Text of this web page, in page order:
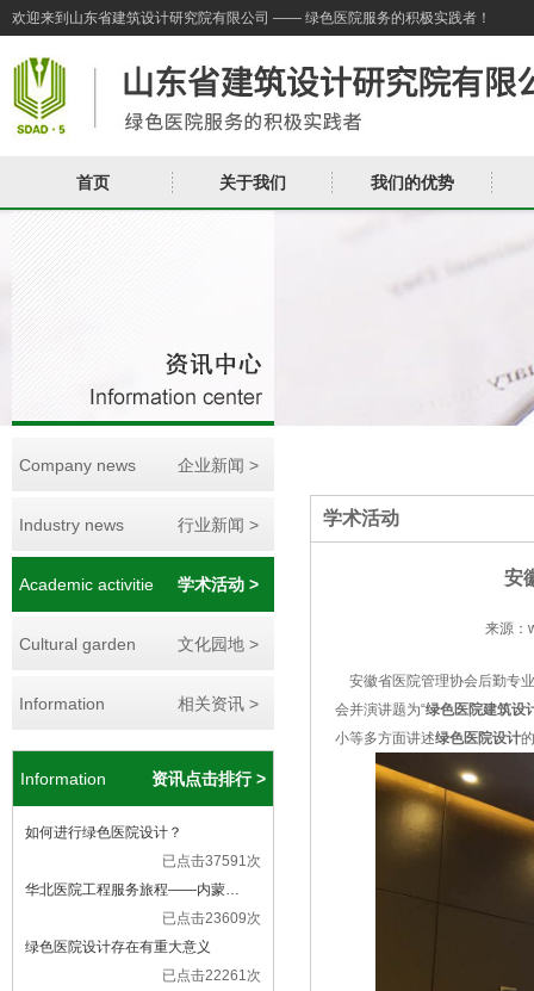
欢迎来到山东省建筑设计研究院有限公司 —— 绿色医院服务的积极实践者！
首页 关于我们 我们的优势
企业新闻 >
Company news
行业新闻 >
Industry news
学术活动 >
Academic activitie
文化园地 >
Cultural garden
相关资讯 >
Information
Information 资讯点击排行 >
如何进行绿色医院设计？
已点击37591次
华北医院工程服务旅程——内蒙…
已点击23609次
绿色医院设计存在有重大意义
已点击22261次
学术活动
安
来源：
安徽省医院管理协会后勤专
会并演讲题为“绿色医院建筑设
小等多方面讲述绿色医院设计